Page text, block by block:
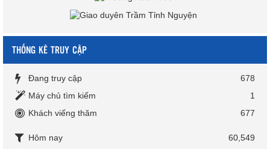
THỐNG KÊ TRUY CẬP
Đang truy cập
678
Máy chủ tìm kiếm
1
Khách viếng thăm
677
Hôm nay
60,549